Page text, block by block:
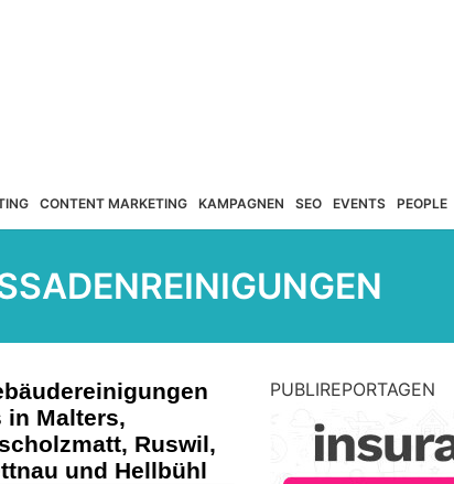
CONTENT MARKETING KAMPAGNEN SEO EVENTS PEOPLE
in Malters,
Ruswil,
und Hellbühl
PUBLIREPORTAGEN